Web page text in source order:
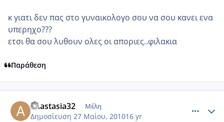
κ γιατι δεν πας στο γυναικολογο σου να σου κανει ενα
υπερηχο???
ετσι θα σου λυθουν ολες οι αποριες..φιλακια
Παράθεση
anastasia32 Μέλη
Δημοσίευση 27 Μαίου, 201016 yr